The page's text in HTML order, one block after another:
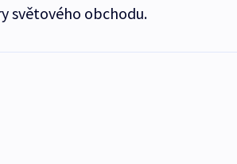
světového obchodu.